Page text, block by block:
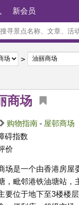
新会员
商场
购物指南 - 屋邨商场
碍指数
价
场是一个由香港房屋
，毗邻港铁油塘站，
要位于地下至3楼楼